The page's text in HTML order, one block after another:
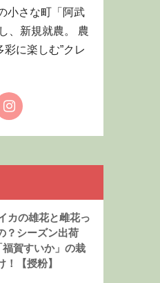
小さな町「阿武
、新規就農。 農
に楽しむ”クレ
カの雄花と雌花っ
？シーズン出荷
福賀すいか」の栽
【授粉】